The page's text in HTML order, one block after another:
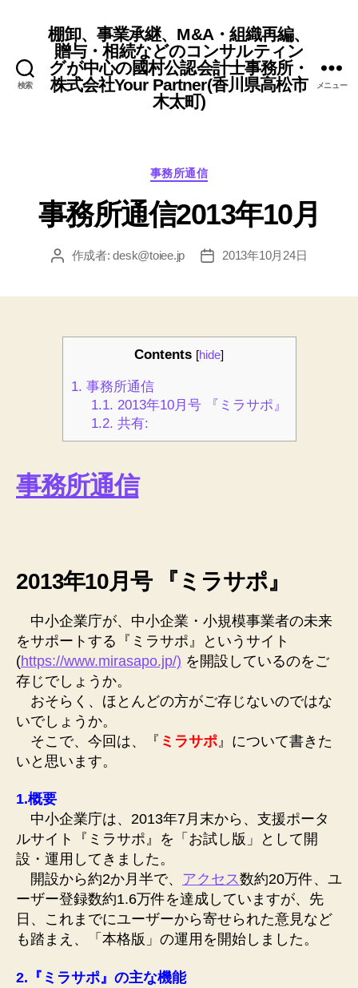
検索
棚卸、事業承継、M&A・組織再編、
贈与・相続などのコンサルティン
グが中心の國村公認会計士事務所・
株式会社Your Partner(香川県高松市
木太町)
メニュー
カ
ゴ
リ
事務所通信
事務所通信2013年10月
投 作成者:desk@toiee.jp
投
2013年10月24日
Contents [hide]
1. 事務所通信
1.1. 2013年10月号 『ミラサポ』
1.2. 共有:
事務所通信
2013年10月号 『ミラサポ』
中小企業庁が、中小企業・小規模事業者の未来
をサポートする『ミラサポ』というサイト
(https://www.mirasapo.jp/) を開設しているのをご
存じでしょうか。
おそらく、ほとんどの方がご存じないのではな
いでしょうか。
そこで、今回は、『 ミラサポ 』について書きた
いと思います。
1.概要
中小企業庁は、2013年7月末から、支援ポータ
ルサイト『ミラサポ』を「お試し版」として開
設・運用してきました。
開設から約2か月半で、 アクセス数約20万件、ユ
ーザー登録数約1.6万件を達成していますが、先
日、これまでにユーザーから寄せられた意見など
も踏まえ、「本格版」の運用を開始しました。
2.『ミラサポ』の主な機能